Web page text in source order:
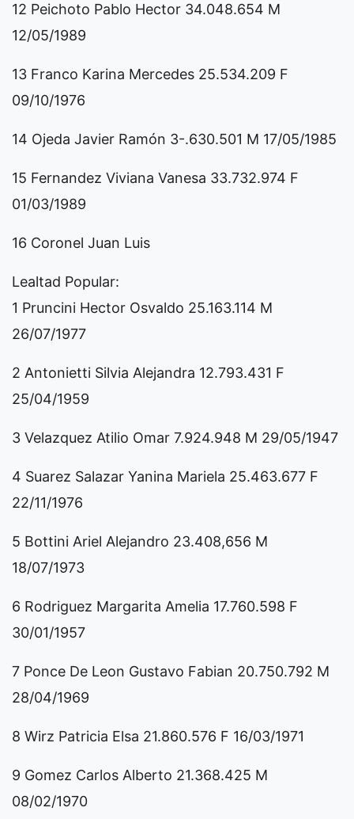
12 Peichoto Pablo Hector 34.048.654 M
12/05/1989
13 Franco Karina Mercedes 25.534.209 F
09/10/1976
14 Ojeda Javier Ramón 3-.630.501 M 17/05/1985
15 Fernandez Viviana Vanesa 33.732.974 F
01/03/1989
16 Coronel Juan Luis
Lealtad Popular:
1 Pruncini Hector Osvaldo 25.163.114 M
26/07/1977
2 Antonietti Silvia Alejandra 12.793.431 F
25/04/1959
3 Velazquez Atilio Omar 7.924.948 M 29/05/1947
4 Suarez Salazar Yanina Mariela 25.463.677 F
22/11/1976
5 Bottini Ariel Alejandro 23.408,656 M
18/07/1973
6 Rodriguez Margarita Amelia 17.760.598 F
30/01/1957
7 Ponce De Leon Gustavo Fabian 20.750.792 M
28/04/1969
8 Wirz Patricia Elsa 21.860.576 F 16/03/1971
9 Gomez Carlos Alberto 21.368.425 M
08/02/1970